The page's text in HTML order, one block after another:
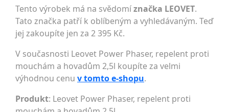
Tento výrobek má na svědomíznačka LEOVET.
Tato značka patří k oblíbeným a vyhledávaným. Teď
jej zakoupíte jen za 2 395 Kč.
V současnosti Leovet Power Phaser, repelent proti
mouchám a hovadům 2,5l koupíte za velmi
výhodnou cenu v tomto e-shopu.
Produkt: Leovet Power Phaser, repelent proti